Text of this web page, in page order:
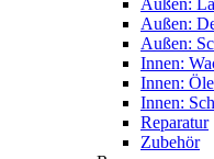
Außen:
Außen:
Außen:
Innen:
Innen: Öle
Innen:
Reparatur
Zubehör